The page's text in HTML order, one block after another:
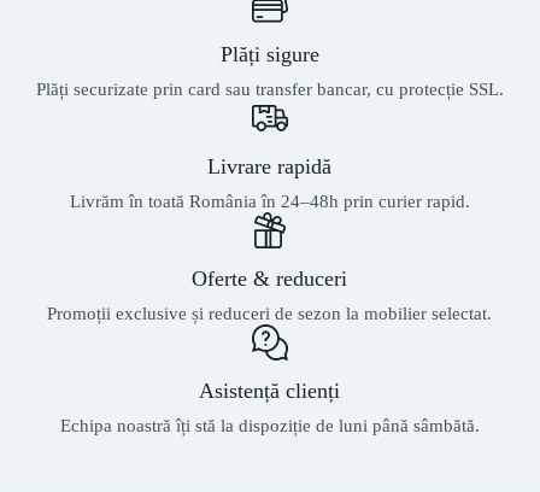
Plăți sigure
Plăți securizate prin card sau transfer bancar, cu protecție SSL.
Livrare rapidă
Livrăm în toată România în 24–48h prin curier rapid.
Oferte & reduceri
Promoții exclusive și reduceri de sezon la mobilier selectat.
Asistență clienți
Echipa noastră îți stă la dispoziție de luni până sâmbătă.